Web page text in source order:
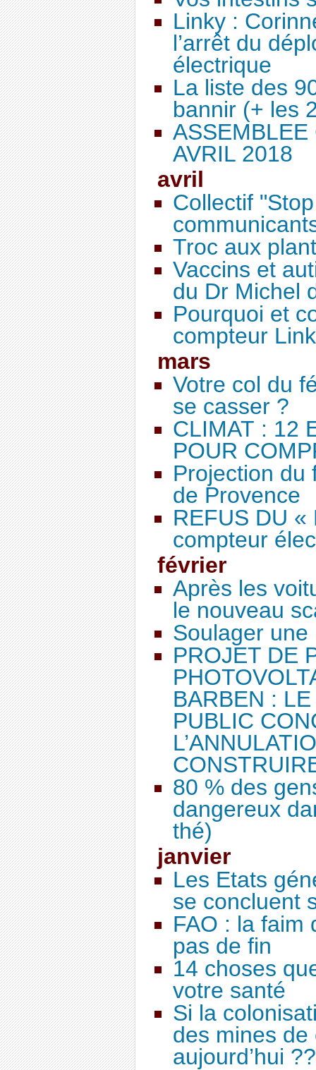
Linky :
l’arrêt du
électrique
La liste des
bannir (+ les
AVRIL 2018
avril
Collectif
Troc aux
Vaccins et
du Dr Michel
Pourquoi et
compteur
mars
Votre col du
se casser ?
CLIMAT : 12
POUR
Projection du
de Provence
REFUS DU «
compteur
février
Après les
le nouveau
Soulager une
PROJET DE
BARBEN :
PUBLIC
80 % des
dangereux
thé)
janvier
Les Etats
se concluent
FAO : la faim
pas de fin
14 choses
votre santé
Si la
des mines de
aujourd’hui